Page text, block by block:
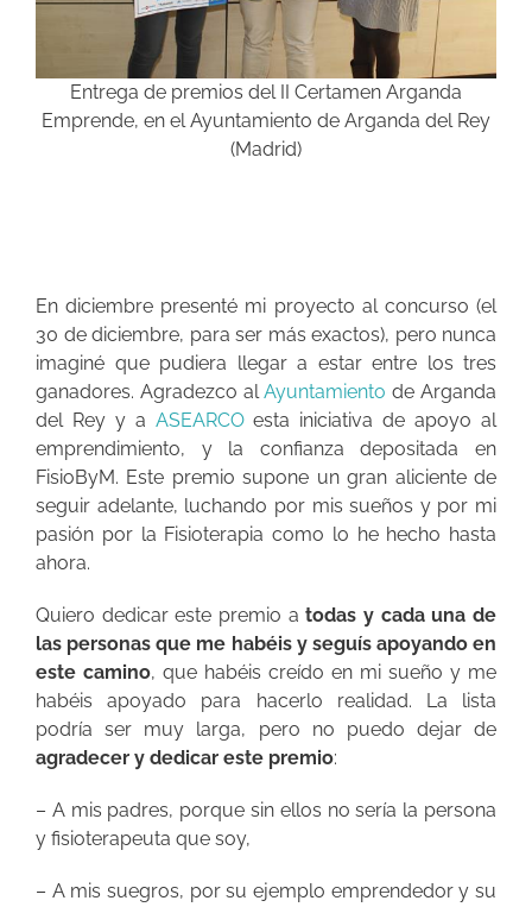
Entrega de premios del II Certamen Arganda
Emprende, en el Ayuntamiento de Arganda del Rey
(Madrid)
En diciembre presenté mi proyecto al concurso (el
30 de diciembre, para ser más exactos), pero nunca
imaginé que pudiera llegar a estar entre los tres
ganadores. Agradezco alAyuntamientode Arganda
del Rey y a ASEARCOesta iniciativa de apoyo al
emprendimiento, y la confianza depositada en
FisioByM. Este premio supone un gran aliciente de
seguir adelante, luchando por mis sueños y por mi
pasión por la Fisioterapia como lo he hecho hasta
ahora.
Quiero dedicar este premio atodas y cada una de
las personas que me habéis y seguís apoyando en
este camino, que habéis creído en mi sueño y me
habéis apoyado para hacerlo realidad. La lista
podría ser muy larga, pero no puedo dejar de
agradecer y dedicar este premio:
– A mis padres, porque sin ellos no sería la persona
y fisioterapeuta que soy,
– A mis suegros, por su ejemplo emprendedor y su